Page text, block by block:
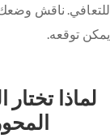
للتعافي. ناقش
يمكن توقعه.
لماذا